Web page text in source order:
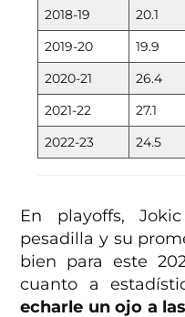
2018-19 20.1
2019-20
19.9
2020-21
26.4
2021-22
27.1
2022-23
24.5
En playoffs,
pesadilla y su
bien para este
cuanto a
echarle un ojo a